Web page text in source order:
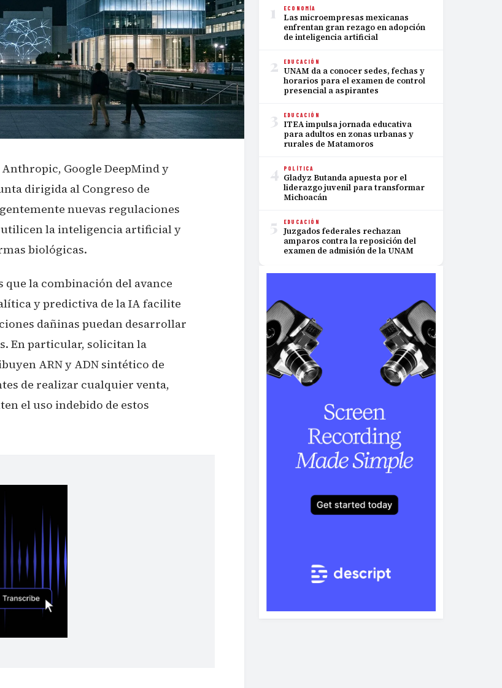
Google DeepMind y
dirigida al Congreso de
nuevas regulaciones
la inteligencia artificial y
biológicas.
la combinación del avance
y predictiva de la IA facilite
dañinas puedan desarrollar
En particular, solicitan la
ARN y ADN sintético de
de realizar cualquier venta,
el uso indebido de estos
1 ECONOMÍA
Las microempresas mexicanas
enfrentan gran rezago en adopción
de inteligencia artificial
2 EDUCACIÓN
UNAM da a conocer sedes, fechas y
horarios para el examen de control
presencial a aspirantes
3 EDUCACIÓN
ITEA impulsa jornada educativa
para adultos en zonas urbanas y
rurales de Matamoros
4 POLÍTICA
Gladyz Butanda apuesta por el
liderazgo juvenil para transformar
Michoacán
5 EDUCACIÓN
Juzgados federales rechazan
amparos contra la reposición del
examen de admisión de la UNAM